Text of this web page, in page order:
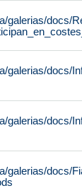
galerias/docs/
galerias/docs/
galerias/docs/
galerias/docs/